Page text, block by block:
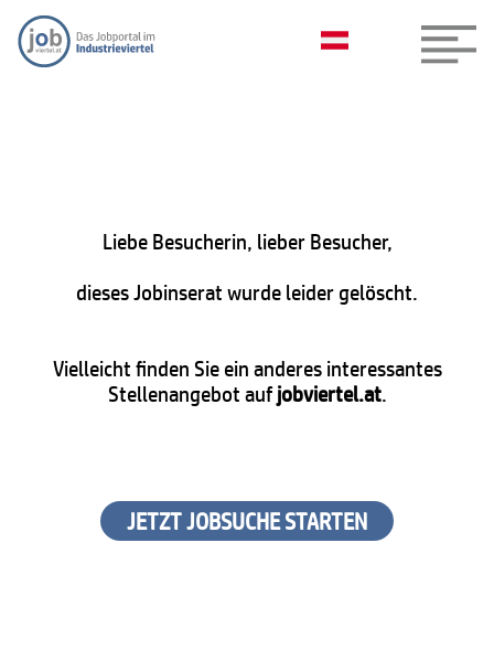
Liebe Besucherin, lieber Besucher,
dieses Jobinserat wurde leider gelöscht.
Vielleicht finden Sie ein anderes interessantes
Stellenangebot aufjobviertel.at.
JETZT JOBSUCHE STARTEN